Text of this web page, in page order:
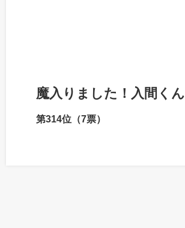
魔入りました！入間くん
第314位（7票）